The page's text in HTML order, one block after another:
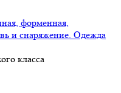
класса